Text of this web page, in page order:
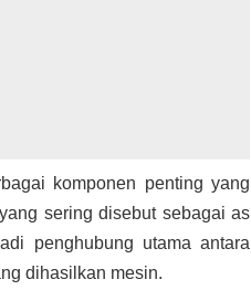
komponen penting yang
sering disebut sebagai as
penghubung utama antara
dihasilkan mesin.